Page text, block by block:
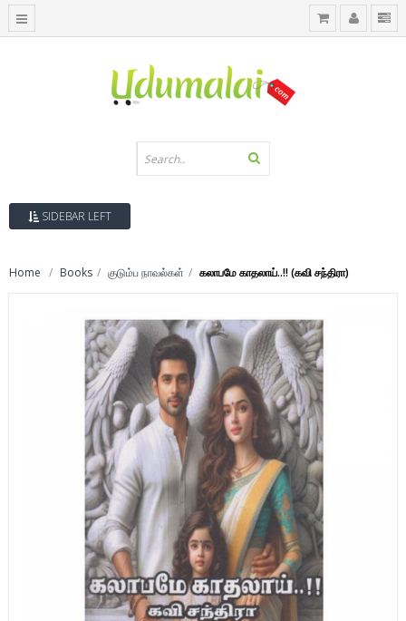
SIDEBAR LEFT
Home Books குடும்ப நாவல்கள் கலாபமே காதலாய்..!! (கவி சந்திரா)